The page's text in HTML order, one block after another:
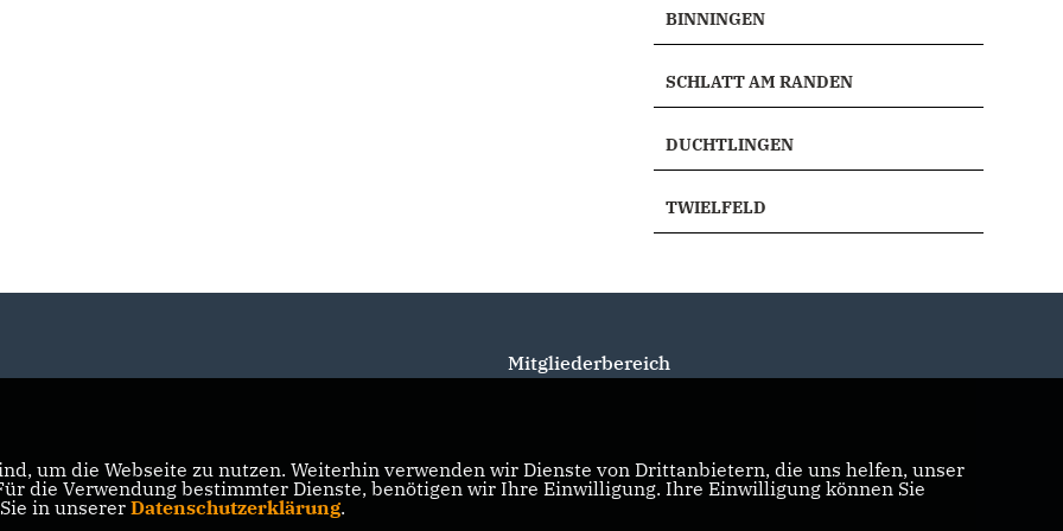
BINNINGEN
SCHLATT AM RANDEN
DUCHTLINGEN
TWIELFELD
Mitgliederbereich
um die Webseite zu nutzen. Weiterhin verwenden wir Dienste von Drittanbietern, die uns helfen, unser
die Verwendung bestimmter Dienste, benötigen wir Ihre Einwilligung. Ihre Einwilligung können Sie
in unserer Datenschutzerklärung.